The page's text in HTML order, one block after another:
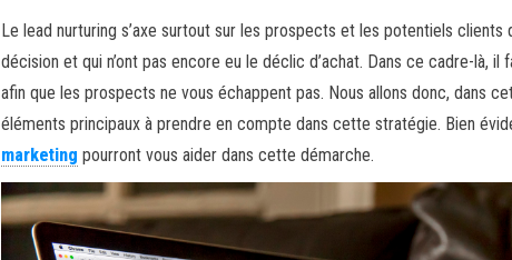
Le lead nurturing s’axe surtout sur les prospects et les potentiels clients
décision et qui n’ont pas encore eu le déclic d’achat. Dans ce cadre-là,
afin que les prospects ne vous échappent pas. Nous allons donc, dans
éléments principaux à prendre en compte dans cette stratégie. Bien
marketing pourront vous aider dans cette démarche.